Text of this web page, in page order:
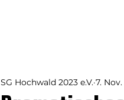
SG Hochwald 2023 e.V. 7.